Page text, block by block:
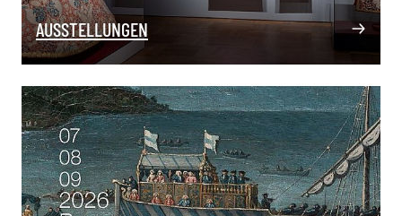
AUSSTELLUNGEN